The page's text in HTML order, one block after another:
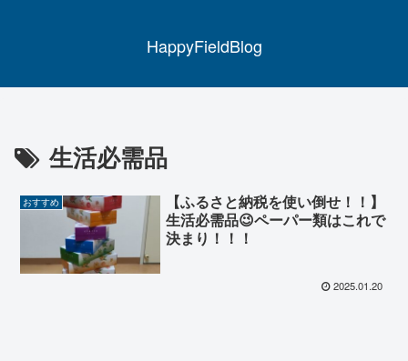
HappyFieldBlog
生活必需品
おすすめ
【ふるさと納税を使い倒せ！！】
生活必需品😉ペーパー類はこれで
決まり！！！
2025.01.20